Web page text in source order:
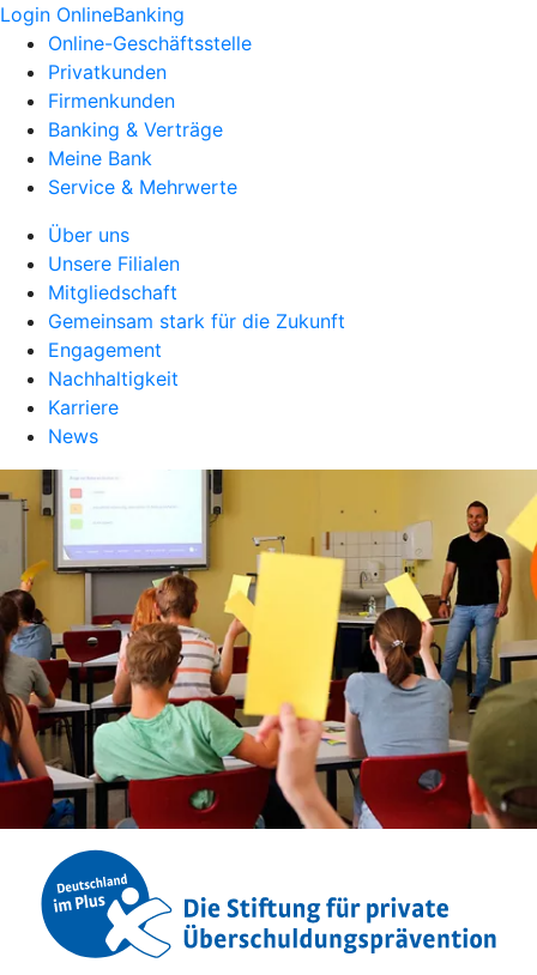
Login OnlineBanking
Online-Geschäftsstelle
Privatkunden
Firmenkunden
Banking & Verträge
Meine Bank
Service & Mehrwerte
Über uns
Unsere Filialen
Mitgliedschaft
Gemeinsam stark für die Zukunft
Engagement
Nachhaltigkeit
Karriere
News